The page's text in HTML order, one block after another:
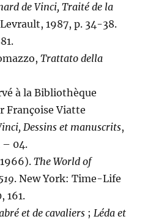
de Vinci, Traité de la
1987, p. 34-38.
Trattato della
à la Bibliothèque
Françoise Viatte
Dessins et manuscrits,
– 04.
The World of
. New York: Time-Life
161.
et de cavaliers ;Léda et